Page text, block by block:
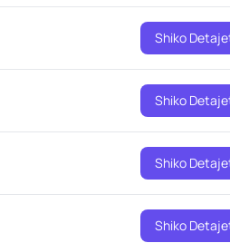
Shiko
Shiko
Shiko
Shiko